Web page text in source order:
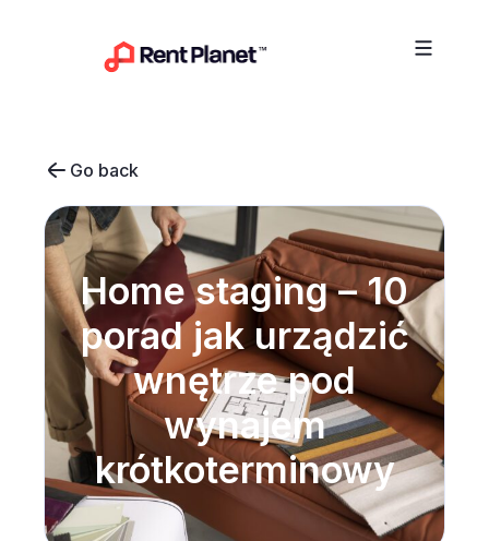
Go back
Home staging – 10
porad jak urządzić
wnętrze pod
wynajem
krótkoterminowy